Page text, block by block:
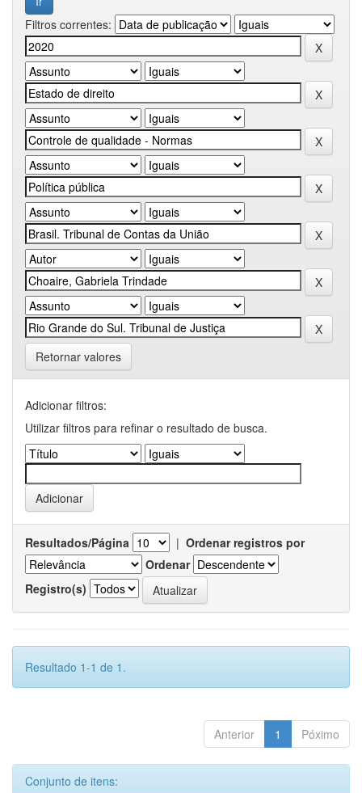
Filtros correntes:
Retornar valores
Adicionar filtros:
Utilizar filtros para refinar o resultado de busca.
Resultados/Página | Ordenar registros por
Ordenar
Registro(s)
Resultado 1-1 de 1.
Anterior 1 Póximo
Conjunto de itens: